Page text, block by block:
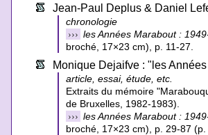
Jean-Paul Deplus & Daniel
chronologie
››› les Années Marabout :
broché, 17×23 cm), p. 11-27.
Monique Dejaifve : "les
article, essai, étude, etc.
Extraits du mémoire
de Bruxelles, 1982-1983).
››› les Années Marabout :
broché, 17×23 cm), p. 29-87